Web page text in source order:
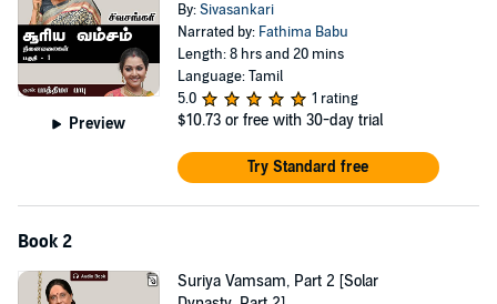
Preview
By:Sivasankari
Narrated by: Fathima Babu
Length: 8 hrs and 20 mins
Language: Tamil
5.0
1 rating
$10.73 or free with 30-day trial
Try Standard free
Book 2
Suriya Vamsam, Part 2 [Solar